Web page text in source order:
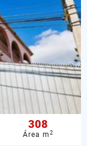
308
Área m2